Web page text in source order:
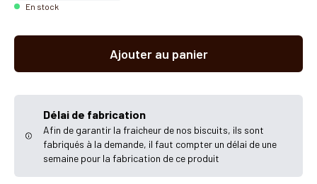
En stock
Ajouter au panier
Délai de fabrication
Afin de garantir la fraicheur de nos biscuits, ils sont
fabriqués à la demande, il faut compter un délai de une
semaine pour la fabrication de ce produit